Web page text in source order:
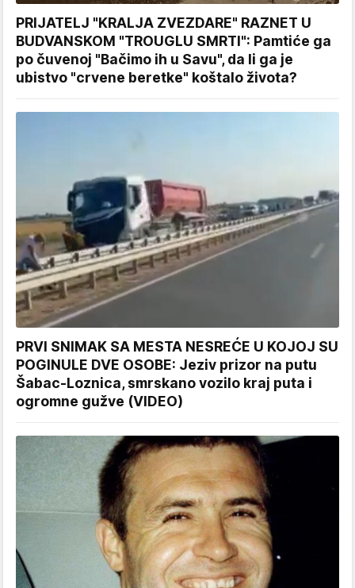
PRIJATELJ "KRALJA ZVEZDARE" RAZNET U
BUDVANSKOM "TROUGLU SMRTI": Pamtiće ga
po čuvenoj "Bačimo ih u Savu", da li ga je
ubistvo "crvene beretke" koštalo života?
PRVI SNIMAK SA MESTA NESREĆE U KOJOJ SU
POGINULE DVE OSOBE: Jeziv prizor na putu
Šabac-Loznica, smrskano vozilo kraj puta i
ogromne gužve (VIDEO)